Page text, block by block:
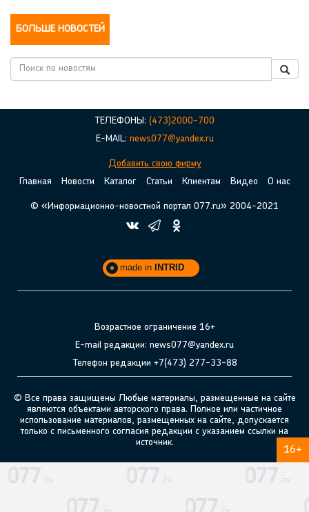
БОЛЬШЕ НОВОСТЕЙ
ТЕЛЕФОНЫ: (473)2000-700
E-MAIL: news077@yandex.ru
Добавить свою фирму
Главная
Новости Каталог Статьи Клиентам Видео О нас
© «Информационно-новостной портал 077.ru» 2004-2021
made in INTRID
Возрастное ограничение 16+
E-mail редакции: news077@yandex.ru
Телефон редакции +7(473) 277-33-88
© Все права защищены Любые материалы, размещенные на сайте
являются объектами авторского права. Полное или частичное
использование материалов, размещенных на сайте, допускается
только с письменного согласия редакции с указанием ссылки на
источник.
16+